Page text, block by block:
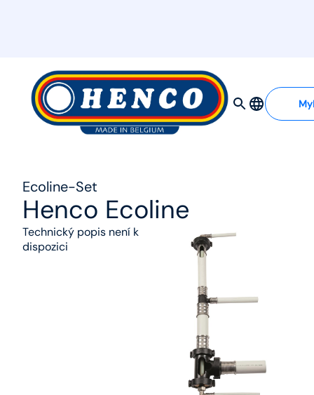
Ecoline-Set
Henco Ecoline
Technický popis není k
dispozici